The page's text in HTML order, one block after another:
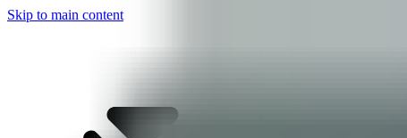
Skip to main content